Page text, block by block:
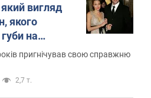
вигляд
якого
на
пригнічував свою справжню
2,7 т.